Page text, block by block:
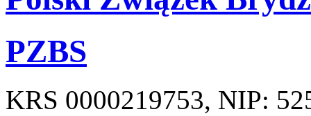
PZBS
KRS 0000219753, NIP: